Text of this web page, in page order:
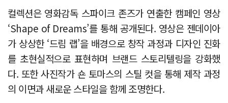
컬렉션은 영화감독 스파이크 존즈가 연출한 캠페인 영상
‘Shape of Dreams’를 통해 공개된다. 영상은 젠데이아
가 상상한 ‘드림 랩’을 배경으로 창작 과정과 디자인 진화
를 초현실적으로 표현하며 브랜드 스토리텔링을 강화했
다. 또한 사진작가 숀 토마스의 스틸 컷을 통해 제작 과정
의 이면과 새로운 스타일을 함께 조명한다.